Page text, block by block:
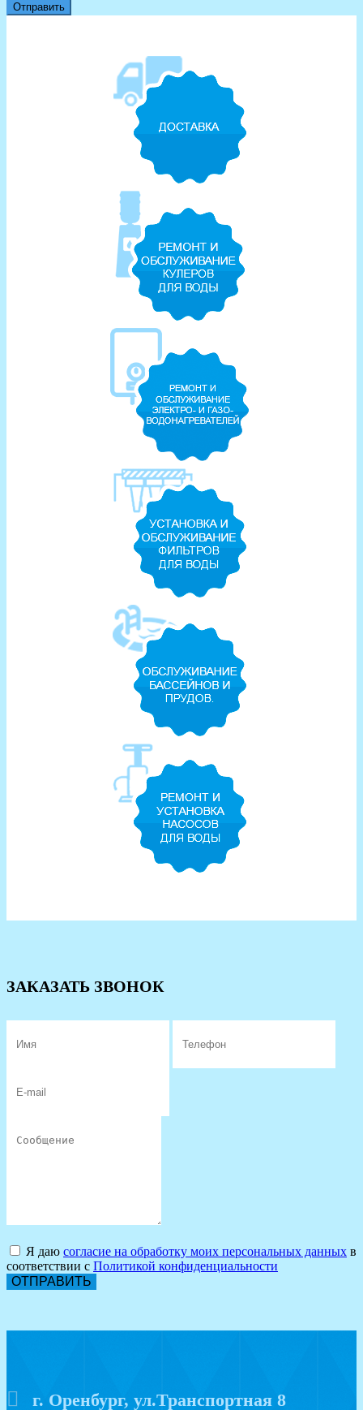
Отправить
ЗАКАЗАТЬ ЗВОНОК
Я даю согласие на обработку моих персональных данных в
соответствии с Политикой конфиденциальности
ОТПРАВИТЬ
г. Оренбург, ул.Транспортная 8